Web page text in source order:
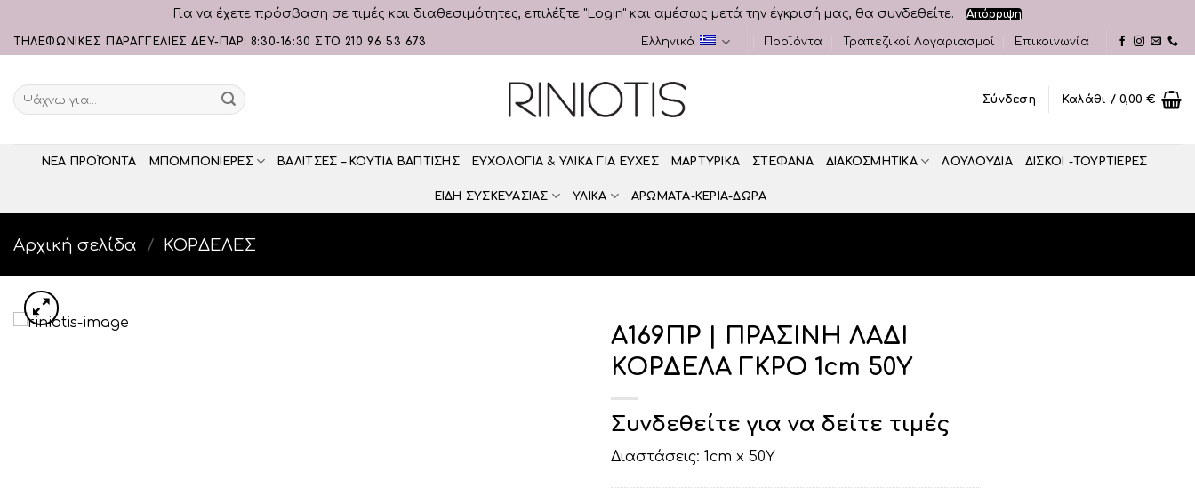
Για να έχετε πρόσβαση σε τιμές και διαθεσιμότητες, επιλέξτε "Login" και αμέσως μετά την έγκρισή μας, θα συνδεθείτε. Απόρριψη
Skip
to
content
ΤΗΛΕΦΩΝΙΚΕΣ ΠΑΡΑΓΓΕΛΙΕΣ ΔΕΥ-ΠΑΡ: 8:30-16:30 ΣΤΟ 210 96 53 673 Ελληνικά Προϊόντα Τραπεζικοί Λογαριασμοί Επικοινωνία
Αναζήτηση
για:
Σύνδεση Καλάθι /0,00€
ΝΕΑ ΠΡΟΪΌΝΤΑ ΜΠΟΜΠΟΝΙΕΡΕΣ ΒΑΛΙΤΣΕΣ – ΚΟΥΤΙΑ ΒΑΠΤΙΣΗΣ ΕΥΧΟΛΟΓΙΑ & ΥΛΙΚΑ ΓΙΑ ΕΥΧΕΣ ΜΑΡΤΥΡΙΚΑ ΣΤΕΦΑΝΑ ΔΙΑΚΟΣΜΗΤΙΚA ΛΟΥΛΟΥΔΙΑ ΔΙΣΚΟΙ -ΤΟΥΡΤΙΕΡΕΣ
ΕΙΔΗ ΣΥΣΚΕΥΑΣΙΑΣ ΥΛΙΚΑ ΑΡΩΜΑΤΑ-ΚΕΡΙΑ-ΔΩΡΑ
Αρχική σελίδα / ΚΟΡΔΕΛΕΣ
Α169ΠΡ | ΠΡΑΣΙΝΗ ΛΑΔΙ
ΚΟΡΔΕΛΑ ΓΚΡΟ 1cm 50Y
Συνδεθείτε για να δείτε τιμές
Διαστάσεις: 1cm x 50Υ